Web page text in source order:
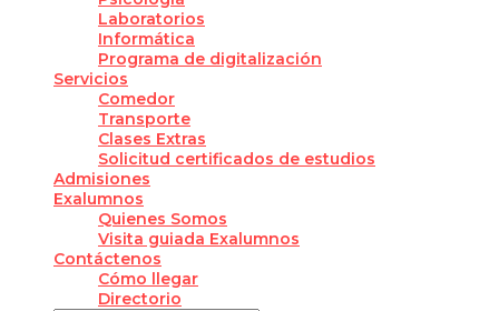
Laboratorios
Informática
Programa de digitalización
Servicios
Comedor
Transporte
Clases Extras
Solicitud certificados de estudios
Admisiones
Exalumnos
Quienes Somos
Visita guiada Exalumnos
Contáctenos
Cómo llegar
Directorio